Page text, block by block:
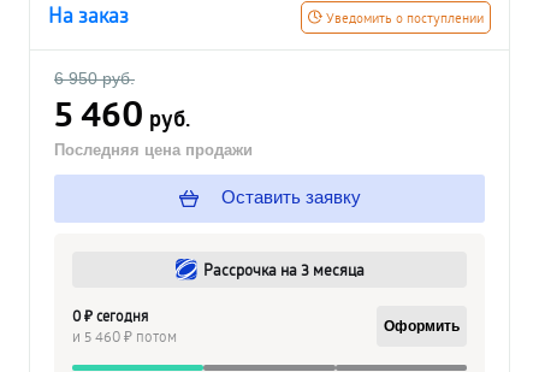
Уведомить о поступлении
На заказ
6 950 руб.
5 460 руб.
Последняя цена продажи
Оставить заявку
Рассрочка на 3 месяца
0 ₽ сегодня
и 5 460 ₽ потом
Оформить